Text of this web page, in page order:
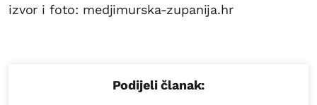
izvor i foto: medjimurska-zupanija.hr
Podijeli članak: